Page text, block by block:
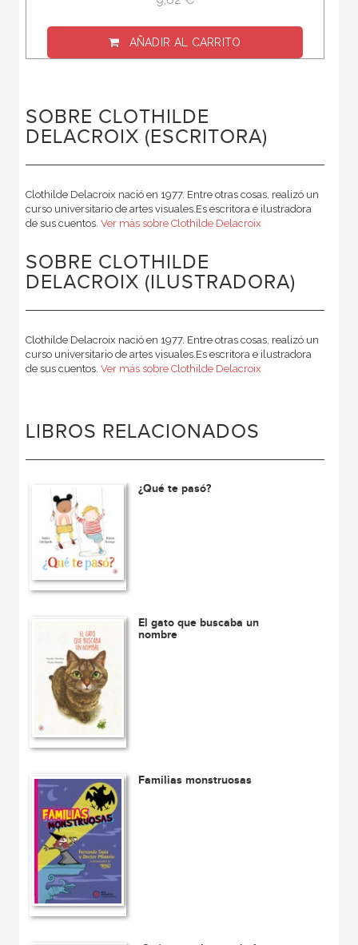
AÑADIR AL CARRITO
SOBRE CLOTHILDE
DELACROIX (ESCRITORA)
Clothilde Delacroix nació en 1977. Entre otras cosas, realizó un
curso universitario de artes visuales.Es escritora e ilustradora
de sus cuentos. Ver más sobre Clothilde Delacroix
SOBRE CLOTHILDE
DELACROIX (ILUSTRADORA)
Clothilde Delacroix nació en 1977. Entre otras cosas, realizó un
curso universitario de artes visuales.Es escritora e ilustradora
de sus cuentos. Ver más sobre Clothilde Delacroix
LIBROS RELACIONADOS
¿Qué te pasó?
El gato que buscaba un
nombre
Familias monstruosas